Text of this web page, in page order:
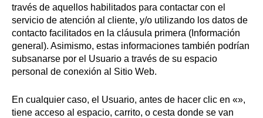
través de aquellos habilitados para contactar con el
servicio de atención al cliente, y/o utilizando los datos de
contacto facilitados en la cláusula primera (Información
general). Asimismo, estas informaciones también podrían
subsanarse por el Usuario a través de su espacio
personal de conexión al Sitio Web.
En cualquier caso, el Usuario, antes de hacer clic en «»,
tiene acceso al espacio, carrito, o cesta donde se van